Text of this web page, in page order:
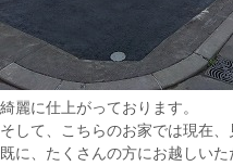
綺麗に仕上がっております。
そして、こちらのお家では現在、
既に、たくさんの方にお越しいた